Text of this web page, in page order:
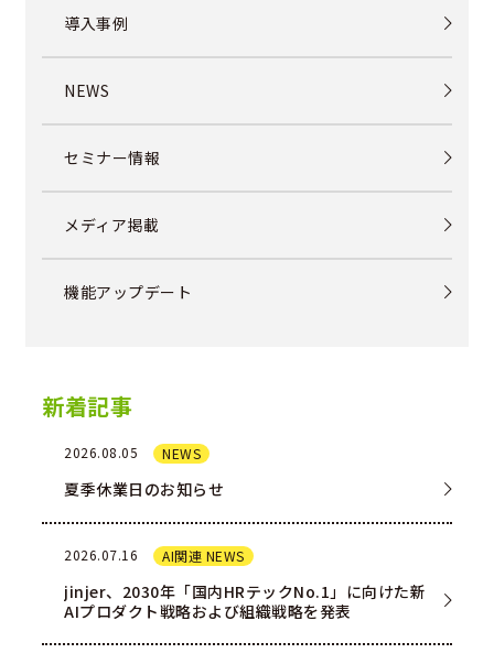
導入事例
NEWS
セミナー情報
メディア掲載
機能アップデート
新着記事
2026.08.05 NEWS
夏季休業日のお知らせ
2026.07.16 AI関連 NEWS
jinjer、2030年「国内HRテックNo.1」に向けた新
AIプロダクト戦略および組織戦略を発表